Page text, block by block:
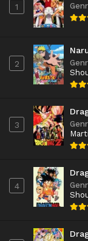
1
2
3
4